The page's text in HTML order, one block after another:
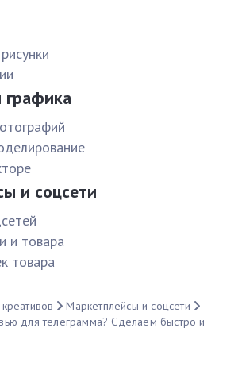
графика
и соцсети
и товара
товара
Маркетплейсы и соцсети
для телеграмма? Сделаем быстро и